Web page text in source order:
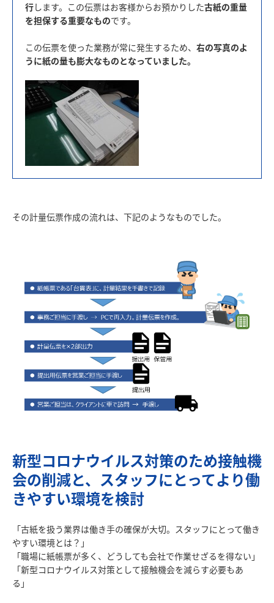
行します。この伝票はお客様からお預かりした古紙の重量
を担保する重要なものです。
この伝票を使った業務が常に発生するため、 右の写真のよ
うに紙の量も膨大なものとなっていました。
新型コロナウイルス対策のため接触機
会の削減と、スタッフにとってより働
きやすい環境を検討
「古紙を扱う業界は働き手の確保が大切。スタッフにとって働き
やすい環境とは？」
「職場に紙帳票が多く、どうしても会社で作業せざるを得ない」
「新型コロナウイルス対策として接触機会を減らす必要もあ
る」